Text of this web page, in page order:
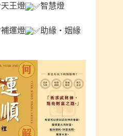
天王燈 智慧燈
補運燈
助緣‧姻緣